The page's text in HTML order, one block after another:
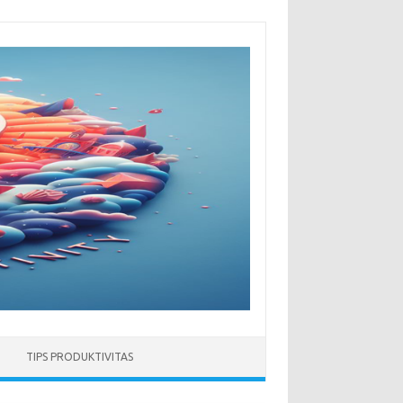
TIPS PRODUKTIVITAS